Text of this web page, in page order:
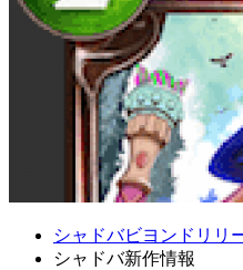
シャドバビヨンドリリ
シャドバ新作情報